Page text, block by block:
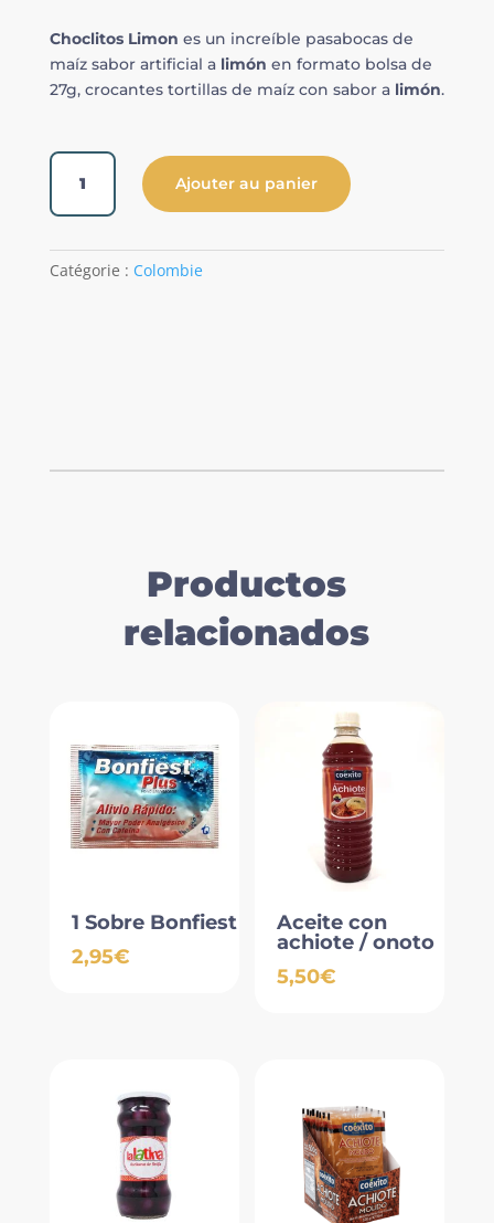
Choclitos Limon es un increíble pasabocas de
maíz sabor artificial a limón en formato bolsa de
27g, crocantes tortillas de maíz con sabor a limón.
quantité
Choclitos
Ajouter au panier
Catégorie : Colombie
Productos
relacionados
1 Sobre Bonfiest
2,95€
Aceite con
achiote / onoto
5,50€